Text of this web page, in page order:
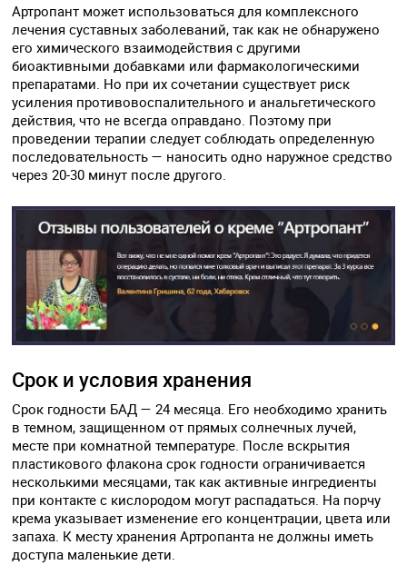
Артропант может использоваться для комплексного
лечения суставных заболеваний, так как не обнаружено
его химического взаимодействия с другими
биоактивными добавками или фармакологическими
препаратами. Но при их сочетании существует риск
усиления противовоспалительного и анальгетического
действия, что не всегда оправдано. Поэтому при
проведении терапии следует соблюдать определенную
последовательность — наносить одно наружное средство
через 20-30 минут после другого.
Срок и условия хранения
Срок годности БАД — 24 месяца. Его необходимо хранить
в темном, защищенном от прямых солнечных лучей,
месте при комнатной температуре. После вскрытия
пластикового флакона срок годности ограничивается
несколькими месяцами, так как активные ингредиенты
при контакте с кислородом могут распадаться. На порчу
крема указывает изменение его концентрации, цвета или
запаха. К месту хранения Артропанта не должны иметь
доступа маленькие дети.